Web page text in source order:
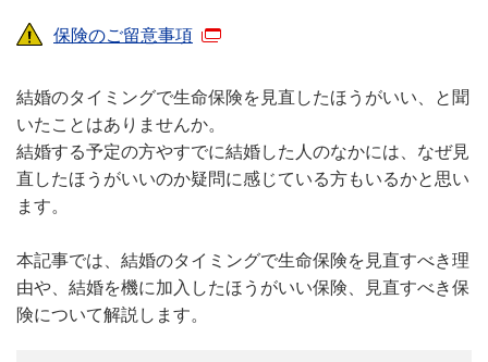
保険のご留意事項
結婚のタイミングで生命保険を見直したほうがいい、と聞
いたことはありませんか。
結婚する予定の方やすでに結婚した人のなかには、なぜ見
直したほうがいいのか疑問に感じている方もいるかと思い
ます。
本記事では、結婚のタイミングで生命保険を見直すべき理
由や、結婚を機に加入したほうがいい保険、見直すべき保
険について解説します。